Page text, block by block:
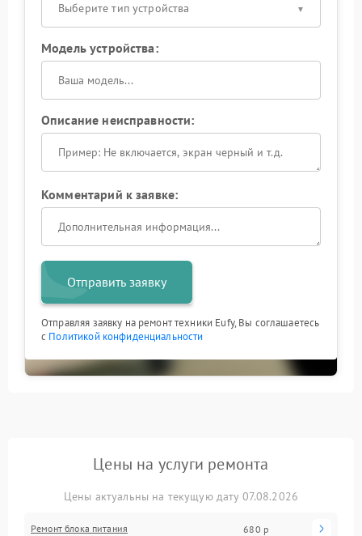
Выберите тип устройства
Модель устройства:
Описание неисправности:
Комментарий к заявке:
Отправить заявку
Отправляя заявку на ремонт техники Eufy, Вы соглашаетесь
с Политикой конфиденциальности
Цены на услуги ремонта
Цены актуальны на текущую дату 07.08.2026
Ремонт блока питания 680 р